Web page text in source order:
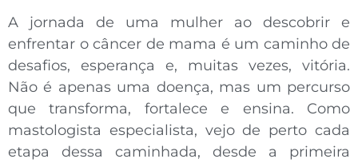
A jornada de uma mulher ao descobrir e
enfrentar o câncer de mama é um caminho de
desafios, esperança e, muitas vezes, vitória.
Não é apenas uma doença, mas um percurso
que transforma, fortalece e ensina. Como
mastologista especialista, vejo de perto cada
etapa dessa caminhada, desde a primeira